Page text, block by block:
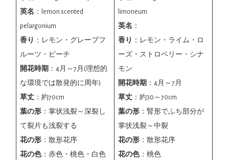
英名 ：lemon scented
pelargonium
香り
：レモン・グレープフ
ルーツ・ピーチ
開花時期 ：4月～7月(理想的
な環境では散発的に周年)
草丈 ：約70cm
葉の形 ：掌状浅裂～深裂し
て裂片も浅裂する
花の形 ：散形花序
花の色：赤色・桃色・白色
limoneum
英名 ：
香り
：レモン・ライム・ロ
ーズ・ストロベリー・シナ
モン
開花時期 ：4月～7月
草丈 ：約30～70cm
葉の形 ：腎形でふち部分が
掌状浅裂～中裂
花の形 ：散形花序
花の色：桃色